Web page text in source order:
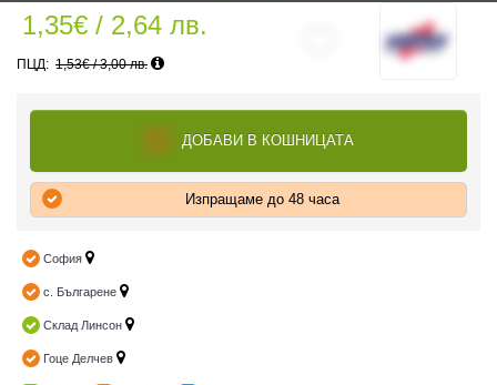
ЕКИПИРОВКА
1,35€ / 2,64 лв.
1,53€ / 3,00 лв.
ДОБАВИ В КОШНИЦАТА
Изпращаме до 48 часа
София
с. Българене
Склад Линсон
Гоце Делчев